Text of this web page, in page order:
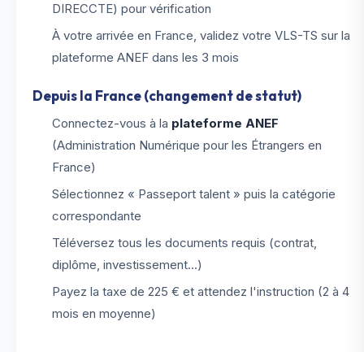
DIRECCTE) pour vérification
À votre arrivée en France, validez votre VLS-TS sur la
plateforme ANEF dans les 3 mois
Depuis la France (changement de statut)
Connectez-vous à la plateforme ANEF
(Administration Numérique pour les Étrangers en
France)
Sélectionnez « Passeport talent » puis la catégorie
correspondante
Téléversez tous les documents requis (contrat,
diplôme, investissement...)
Payez la taxe de 225 € et attendez l'instruction (2 à 4
mois en moyenne)